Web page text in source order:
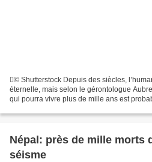
© Shutterstock Depuis des siècles,
éternelle, mais selon le gérontologue
qui pourra vivre plus de mille ans est
Népal: près de mille morts
séisme